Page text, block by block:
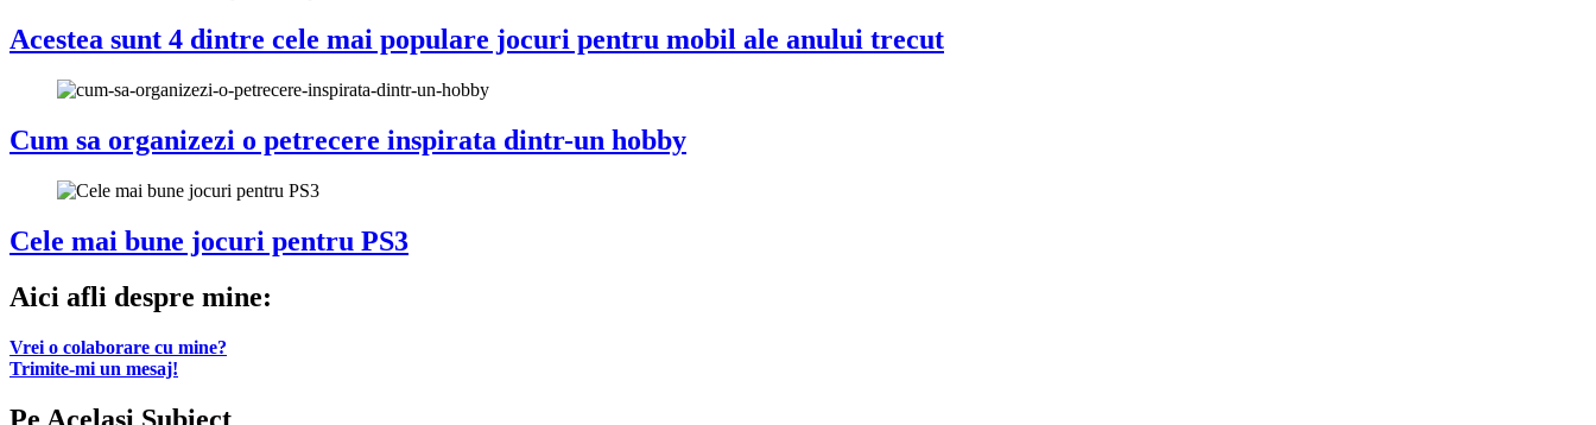
Acestea sunt 4 dintre cele mai populare jocuri pentru mobil ale anului trecut
Cum sa organizezi o petrecere inspirata dintr-un hobby
Cele mai bune jocuri pentru PS3
Aici afli despre mine:
Vrei o colaborare cu mine?
Trimite-mi un mesaj!